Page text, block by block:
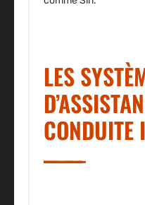
LES
CONDUITE